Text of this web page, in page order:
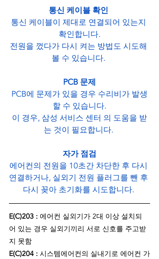
통신 케이블 확인
통신 케이블이 제대로 연결되어 있는지
확인합니다.
전원을 껐다가 다시 켜는 방법도 시도해
볼 수 있습니다.
PCB 문제
PCB에 문제가 있을 경우 수리비가 발생
할 수 있습니다.
이 경우, 삼성 서비스 센터 의 도움을 받
는 것이 필요합니다.
자가 점검
에어컨의 전원을 10초간 차단한 후 다시
연결하거나, 실외기 전원 플러그를 뺀 후
다시 꽂아 초기화를 시도합니다.
E(C)203 : 에어컨 실외기가 2대 이상 설치되
어 있는 경우 실외기끼리 서로 신호를 주고받
지 못함
E(C)204 : 시스템에어컨의 실내기로 에어컨 가